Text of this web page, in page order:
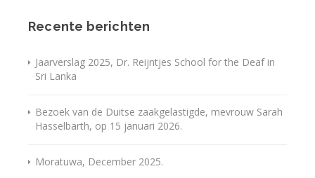
Recente berichten
Jaarverslag 2025, Dr. Reijntjes School for the Deaf in
Sri Lanka
Bezoek van de Duitse zaakgelastigde, mevrouw Sarah
Hasselbarth, op 15 januari 2026.
Moratuwa, December 2025.